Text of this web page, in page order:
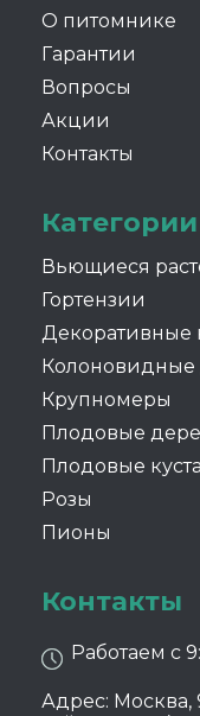
О питомнике
Гарантии
Вопросы
Акции
Контакты
Категории
Вьющиеся
Гортензии
Декоративные
Колоновидные
Крупномеры
Плодовые
Плодовые
Розы
Пионы
Контакты
Работаем с
Адрес: